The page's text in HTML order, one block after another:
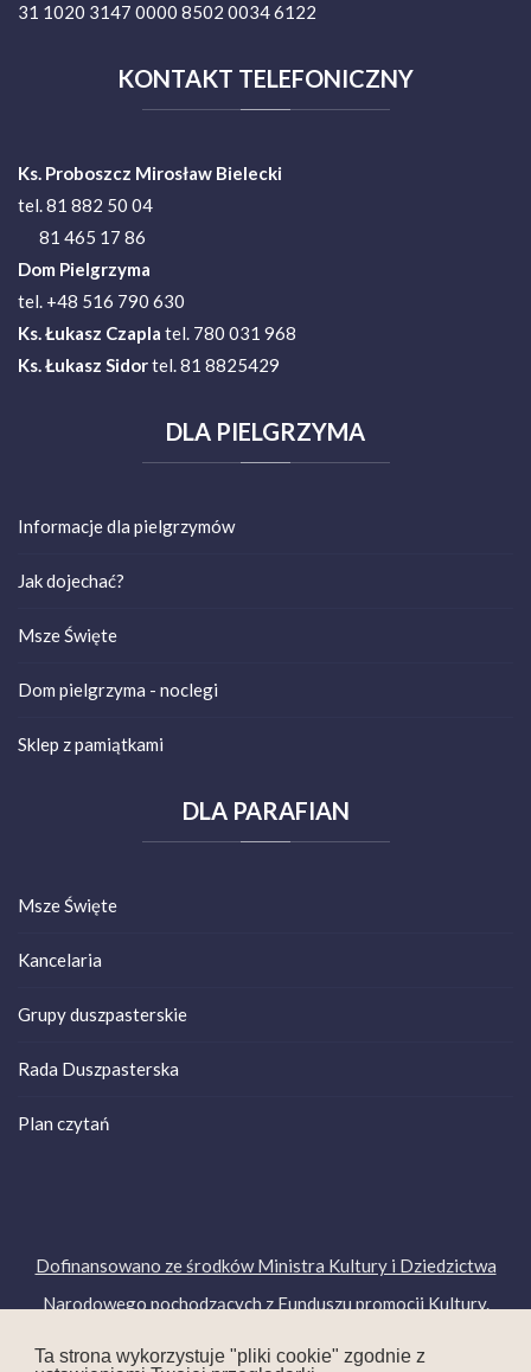
Ta strona wykorzystuje "pliki cookie" zgodnie z
31 1020 3147 0000 8502 0034 6122
KONTAKT TELEFONICZNY
Ks. Proboszcz Mirosław Bielecki
tel. 81 882 50 04
81 465 17 86
Dom Pielgrzyma
tel. +48 516 790 630
Ks.Łukasz Czapla tel. 780 031 968
Ks. Łukasz Sidortel. 81 8825429
DLA PIELGRZYMA
Informacje dla pielgrzymów
Jak dojechać?
Msze Święte
Dom pielgrzyma - noclegi
Sklep z pamiątkami
DLAPARAFIAN
Msze Święte
Kancelaria
Grupy duszpasterskie
Rada Duszpasterska
Plan czytań
Dofinansowano ze środków Ministra Kultury i Dziedzictwa
Narodowego pochodzących z Funduszu promocji Kultury.